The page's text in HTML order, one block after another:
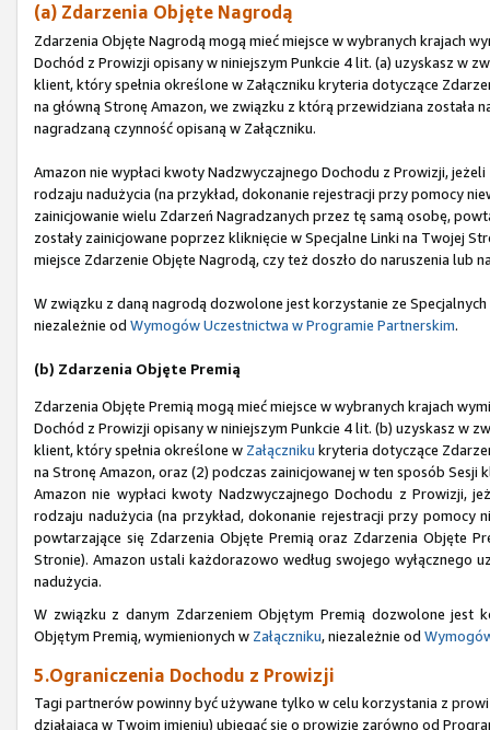
(a) Zdarzenia Objęte Nagrodą
Zdarzenia Objęte Nagrodą mogą mieć miejsce w wybranych krajach
Dochód z Prowizji opisany w niniejszym Punkcie 4 lit. (a) uzyskasz w
klient, który spełnia określone w Załączniku kryteria dotyczące
na główną Stronę Amazon, we związku z którą przewidziana
nagradzaną czynność opisaną w Załączniku.
Amazon nie wypłaci kwoty Nadzwyczajnego Dochodu z Prowizji,
rodzaju nadużycia (na przykład, dokonanie rejestracji przy pomocy
zainicjowanie wielu Zdarzeń Nagradzanych przez tę samą osobę,
zostały zainicjowane poprzez kliknięcie w Specjalne Linki na Twojej
miejsce Zdarzenie Objęte Nagrodą, czy też doszło do naruszenia lub
W związku z daną nagrodą dozwolone jest korzystanie ze
niezależnie od Wymogów Uczestnictwa w Programie Partnerskim.
(b) Zdarzenia Objęte Premią
Zdarzenia Objęte Premią mogą mieć miejsce w wybranych krajach
Dochód z Prowizji opisany w niniejszym Punkcie 4 lit. (b) uzyskasz w
klient, który spełnia określone w Załączniku kryteria dotyczące
na Stronę Amazon, oraz (2) podczas zainicjowanej w ten sposób
Amazon nie wypłaci kwoty Nadzwyczajnego Dochodu z Prowizji,
rodzaju nadużycia (na przykład, dokonanie rejestracji przy
powtarzające się Zdarzenia Objęte Premią oraz Zdarzenia Objęte
Stronie). Amazon ustali każdorazowo według swojego wyłącznego
nadużycia.
W związku z danym Zdarzeniem Objętym Premią dozwolone jest
Objętym Premią, wymienionych w Załączniku, niezależnie od
5.Ograniczenia Dochodu z Prowizji
Tagi partnerów powinny być używane tylko w celu korzystania z
działająca w Twoim imieniu) ubiegać się o prowizje zarówno od